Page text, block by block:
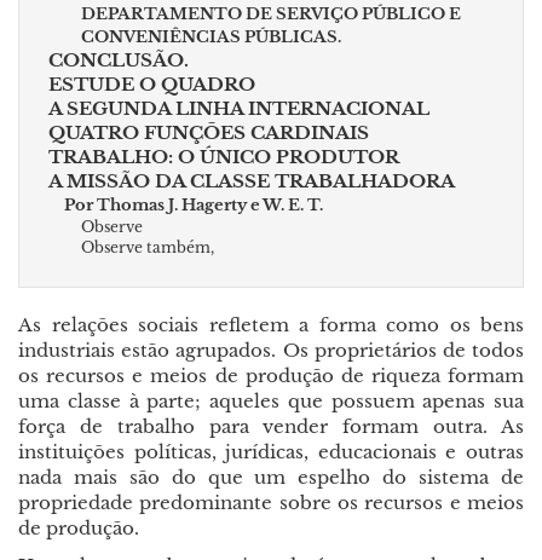
DEPARTAMENTO DE SERVIÇO PÚBLICO E
CONVENIÊNCIAS PÚBLICAS.
CONCLUSÃO.
ESTUDE O QUADRO
A SEGUNDA LINHA INTERNACIONAL
QUATRO FUNÇÕES CARDINAIS
TRABALHO: O ÚNICO PRODUTOR
A MISSÃO DA CLASSE TRABALHADORA
Por Thomas J. Hagerty e W. E. T.
Observe
Observe também,
As relações sociais refletem a forma como os bens
industriais estão agrupados. Os proprietários de todos
os recursos e meios de produção de riqueza formam
uma classe à parte; aqueles que possuem apenas sua
força de trabalho para vender formam outra. As
instituições políticas, jurídicas, educacionais e outras
nada mais são do que um espelho do sistema de
propriedade predominante sobre os recursos e meios
de produção.